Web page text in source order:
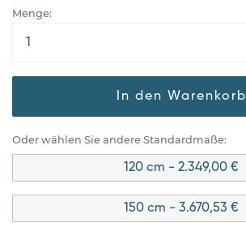
Menge:
In den Warenkorb
Oder wählen Sie andere Standardmaße:
120 cm - 2.349,00 €
150 cm - 3.670,53 €